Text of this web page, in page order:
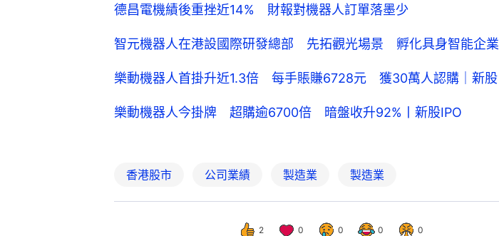
德昌電機績後重挫近14% 財報對機器人訂單落墨少
智元機器人在港設國際研發總部 先拓觀光場景 孵化具身智能企業
樂動機器人首掛升近1.3倍 每手賬賺6728元 獲30萬人認購｜新股
樂動機器人今掛牌 超購逾6700倍 暗盤收升92%丨新股IPO
香港股市 公司業績 製造業 製造業
2 0 0 0 0